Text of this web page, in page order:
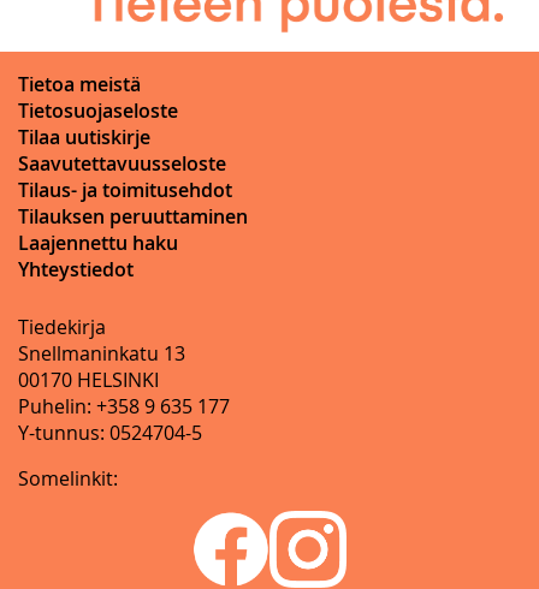
Tietoa meistä
Tietosuojaseloste
Tilaa uutiskirje
Saavutettavuusseloste
Tilaus- ja toimitusehdot
Tilauksen peruuttaminen
Laajennettu haku
Yhteystiedot
Tiedekirja
Snellmaninkatu 13
00170 HELSINKI
Puhelin: +358 9 635 177
Y-tunnus: 0524704-5
Somelinkit: